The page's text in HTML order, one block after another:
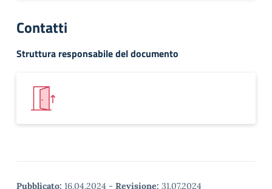
Contatti
Struttura responsabile del documento
Pubblicato: 16.04.2024 - Revisione: 31.07.2024